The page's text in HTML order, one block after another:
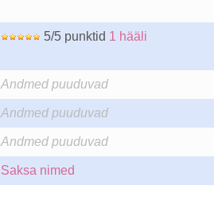
5/5 punktid 1 hääli
Andmed puuduvad
Andmed puuduvad
Andmed puuduvad
Saksa nimed